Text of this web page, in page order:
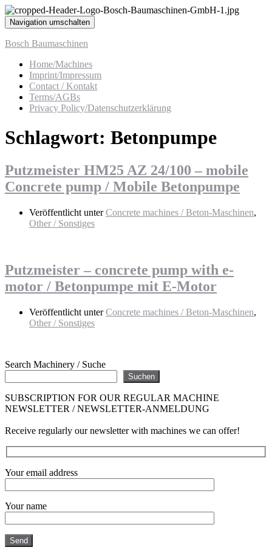
Navigation umschalten
Bosch Baumaschinen
Home/Machines
Imprint/Impressum
Contact / Kontakt
Terms/AGBs
Privacy Policy/Datenschutzerklärung
Schlagwort: Betonpumpe
Putzmeister HM25 AZ 24/100 – mobile
Concrete pump / Mobile Betonpumpe
Veröffentlicht unterConcrete machines / Beton-Maschinen,
Other / Sonstiges
Putzmeister – concrete pump with e-
motor / Betonpumpe mit E-Motor
Veröffentlicht unterConcrete machines / Beton-Maschinen,
Other / Sonstiges
Search Machinery / Suche
Suchen
SUBSCRIPTION FOR OUR REGULAR MACHINE
NEWSLETTER / NEWSLETTER-ANMELDUNG
Receive regularly our newsletter with machines we can offer!
Your email address
Your name